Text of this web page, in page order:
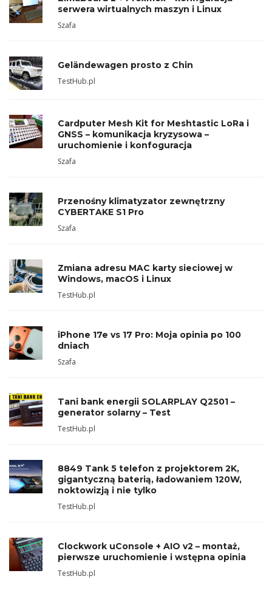
serwera wirtualnych maszyn i Linux
Szafa
Geländewagen prosto z Chin
TestHub.pl
Cardputer Mesh Kit for Meshtastic LoRa i
GNSS – komunikacja kryzysowa –
uruchomienie i konfoguracja
Szafa
Przenośny klimatyzator zewnętrzny
CYBERTAKE S1 Pro
Szafa
Zmiana adresu MAC karty sieciowej w
Windows, macOS i Linux
TestHub.pl
iPhone 17e vs 17 Pro: Moja opinia po 100
dniach
Szafa
Tani bank energii SOLARPLAY Q2501 –
generator solarny – Test
TestHub.pl
8849 Tank 5 telefon z projektorem 2K,
gigantyczną baterią, ładowaniem 120W,
noktowizją i nie tylko
TestHub.pl
Clockwork uConsole + AIO v2 – montaż,
pierwsze uruchomienie i wstępna opinia
TestHub.pl